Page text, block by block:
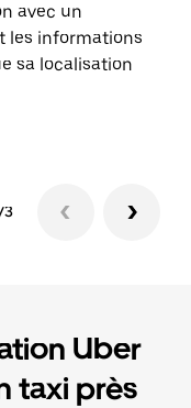
avec un
les informations
sa localisation
3
Uber
taxi près